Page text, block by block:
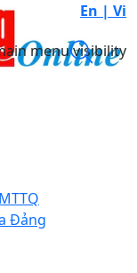
En | Vi
menu visibility
Đảng